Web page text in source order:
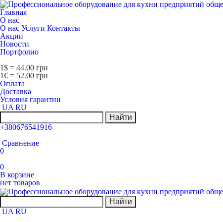
Главная
О нас
О нас Услуги Контакты
Акции
Новости
Портфолио
1$ = 44.00 грн
1€ = 52.00 грн
Оплата
Доставка
Условия гарантии
UA RU
Найти
+380676541916
Сравнение
0
0
В корзине
нет товаров
Найти
UA RU